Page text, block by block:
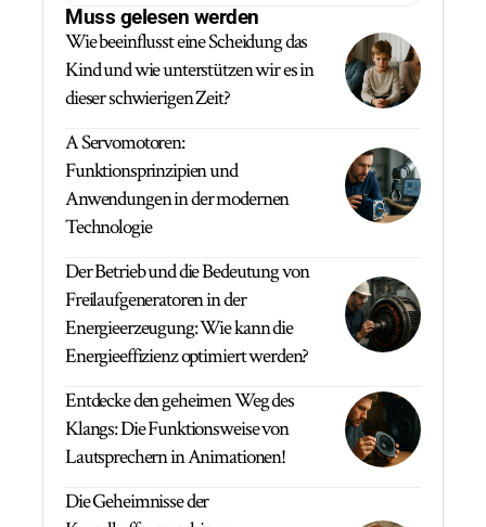
Muss gelesen werden
Wie beeinflusst eine Scheidung das
Kind und wie unterstützen wir es in
dieser schwierigen Zeit?
A Servomotoren:
Funktionsprinzipien und
Anwendungen in der modernen
Technologie
Der Betrieb und die Bedeutung von
Freilaufgeneratoren in der
Energieerzeugung: Wie kann die
Energieeffizienz optimiert werden?
Entdecke den geheimen Weg des
Klangs: Die Funktionsweise von
Lautsprechern in Animationen!
Die Geheimnisse der